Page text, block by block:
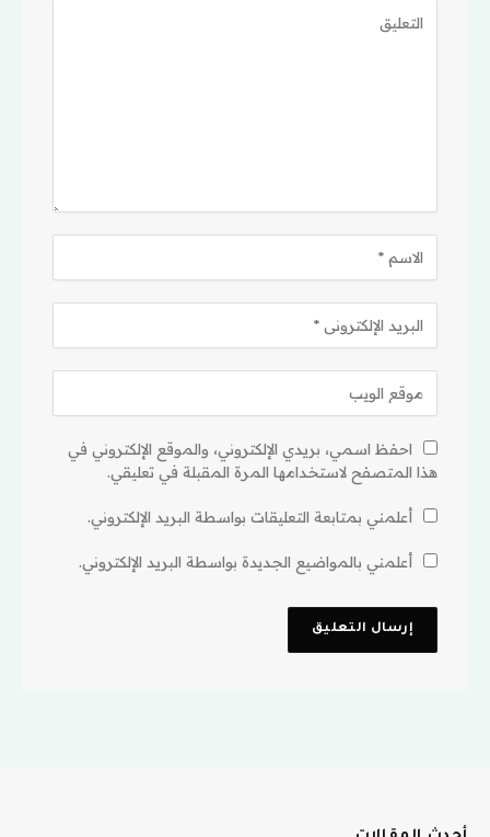
احفظ اسمي، بريدي الإلكتروني، والموقع الإلكتروني في
هذا المتصفح لاستخدامها المرة المقبلة في تعليقي.
أعلمني بمتابعة التعليقات بواسطة البريد الإلكتروني.
أعلمني بالمواضيع الجديدة بواسطة البريد الإلكتروني.